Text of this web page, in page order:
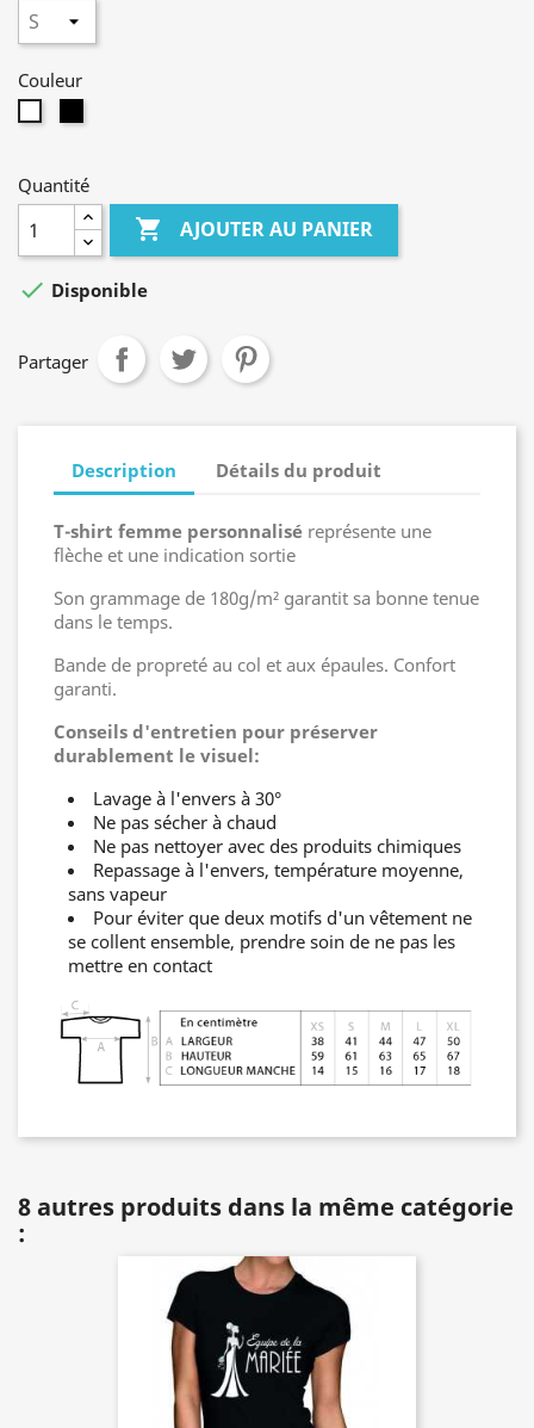
Couleur
Quantité
 AJOUTER AU PANIER
 Disponible
Partager
Description Détails du produit
T-shirt femme personnalisé représente une
flèche et une indication sortie
Son grammage de 180g/m² garantit sa bonne tenue
dans le temps.
Bande de propreté au col et aux épaules. Confort
garanti.
Conseils d'entretien pour préserver
durablement le visuel:
Lavage à l'envers à 30°
Ne pas sécher à chaud
Ne pas nettoyer avec des produits chimiques
Repassage à l'envers, température moyenne,
sans vapeur
Pour éviter que deux motifs d'un vêtement ne
se collent ensemble, prendre soin de ne pas les
mettre en contact
8 autres produits dans la même catégorie
: